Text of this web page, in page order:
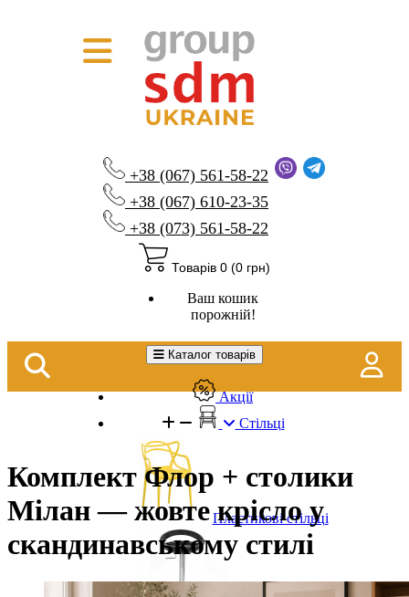
+38 (067) 561-58-22
+38 (067) 610-23-35
+38 (073) 561-58-22
Товарів 0 (0 грн)
Ваш кошик
порожній!
Каталог товарів
Акції
Стільці
Пластикові стільці
Комплект Флор + столики
Мілан — жовте крісло у
скандинавському стилі